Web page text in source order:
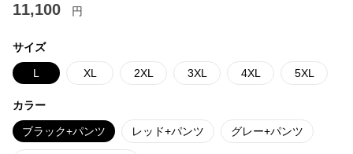
11,100 円
サイズ
L XL 2XL 3XL 4XL 5XL
カラー
ブラック+パンツ レッド+パンツ グレー+パンツ